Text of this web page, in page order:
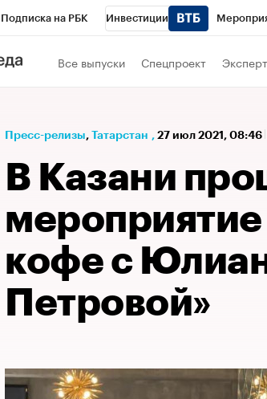
Подписка на РБК Инвестиции
РБК Вино
Проверка контрагентов
Все выпуски Спецпроект
Пресс-релизы⁠, Татарстан , 27 июл 2021, 08:46
В Казани
мероприятие
кофе с
Петровой»